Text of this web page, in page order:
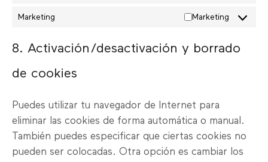
Marketing Marketing
8. Activación/desactivación y borrado
de cookies
Puedes utilizar tu navegador de Internet para
eliminar las cookies de forma automática o manual.
También puedes especificar que ciertas cookies no
pueden ser colocadas. Otra opción es cambiar los